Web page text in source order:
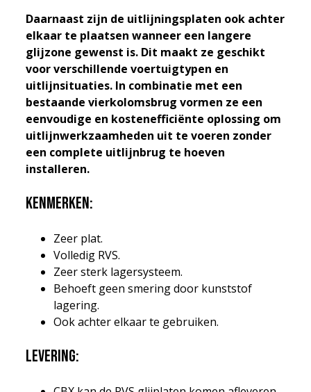
Daarnaast zijn de uitlijningsplaten ook achter
elkaar te plaatsen wanneer een langere
glijzone gewenst is. Dit maakt ze geschikt
voor verschillende voertuigtypen en
uitlijnsituaties. In combinatie met een
bestaande vierkolomsbrug vormen ze een
eenvoudige en kostenefficiënte oplossing om
uitlijnwerkzaamheden uit te voeren zonder
een complete uitlijnbrug te hoeven
installeren.
Kenmerken:
Zeer plat.
Volledig RVS.
Zeer sterk lagersysteem.
Behoeft geen smering door kunststof
lagering.
Ook achter elkaar te gebruiken.
Levering: